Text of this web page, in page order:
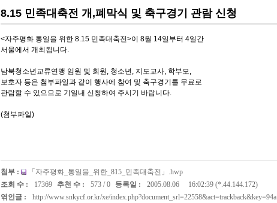
8.15 민족대축전 개,폐막식 및 축구경기 관람 신청
<자주평화 통일을 위한 8.15 민족대축전>이 8월 14일부터 4일간
서울에서 개최됩니다.
남북청소년교류연맹 임원 및 회원, 청소년, 지도교사, 학부모,
보호자 등은 첨부파일과 같이 행사에 참여 및 축구경기를 무료로
관람할 수 있으므로 기일내 신청하여 주시기 바랍니다.
(첨부파일)
첨부 :
「자주평화_통일을_위한_815_민족대축전」.hwp
조회 수 :
17369 추천 수 : 573 /0 등록일 : 2005.08.06
16:02:39 (*.44.144.172)
엮인글 :
http://www.snkycf.or.kr/xe/index.php?document_srl=22558&act=trackback&key=94a